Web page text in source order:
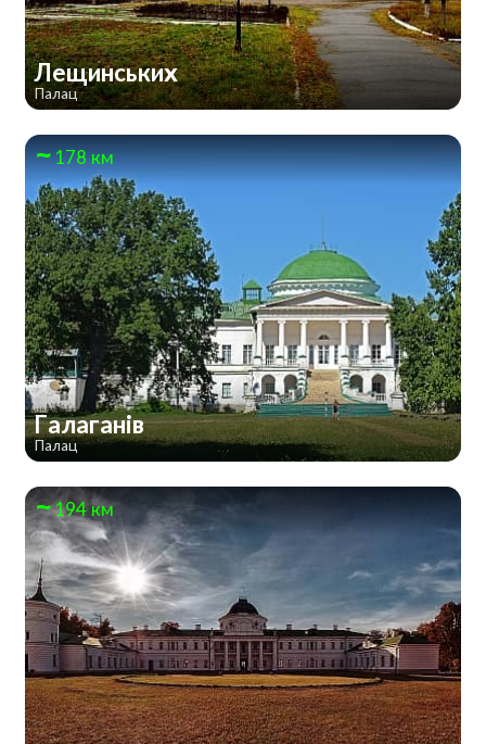
Лещинських
Палац
178 км
Галаганів
Палац
194 км